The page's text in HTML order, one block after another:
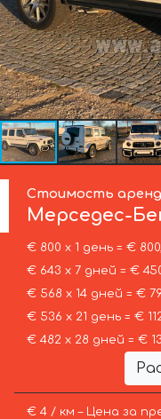
Стоимость
Мерседес-
€ 800 х 1 день = €
€ 643 х 7 дней = €
€ 568 х 14 дней = €
€ 536 х 21 день = €
€ 482 х 28 дней = €
€ 4 / км – Цена за